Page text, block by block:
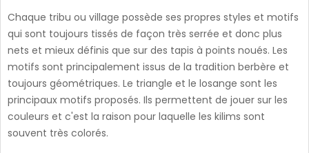
Chaque tribu ou village possède ses propres styles et motifs
qui sont toujours tissés de façon très serrée et donc plus
nets et mieux définis que sur des tapis à points noués. Les
motifs sont principalement issus de la tradition berbère et
toujours géométriques. Le triangle et le losange sont les
principaux motifs proposés. Ils permettent de jouer sur les
couleurs et c'est la raison pour laquelle les kilims sont
souvent très colorés.